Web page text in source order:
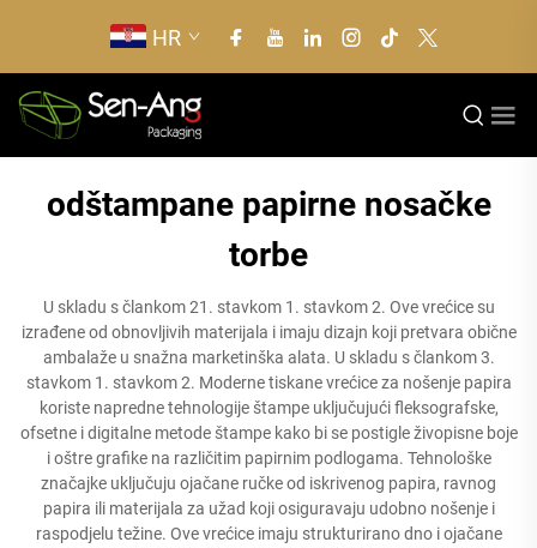
HR
odštampane papirne nosačke
torbe
U skladu s člankom 21. stavkom 1. stavkom 2. Ove vrećice su
izrađene od obnovljivih materijala i imaju dizajn koji pretvara obične
ambalaže u snažna marketinška alata. U skladu s člankom 3.
stavkom 1. stavkom 2. Moderne tiskane vrećice za nošenje papira
koriste napredne tehnologije štampe uključujući fleksografske,
ofsetne i digitalne metode štampe kako bi se postigle živopisne boje
i oštre grafike na različitim papirnim podlogama. Tehnološke
značajke uključuju ojačane ručke od iskrivenog papira, ravnog
papira ili materijala za užad koji osiguravaju udobno nošenje i
raspodjelu težine. Ove vrećice imaju strukturirano dno i ojačane